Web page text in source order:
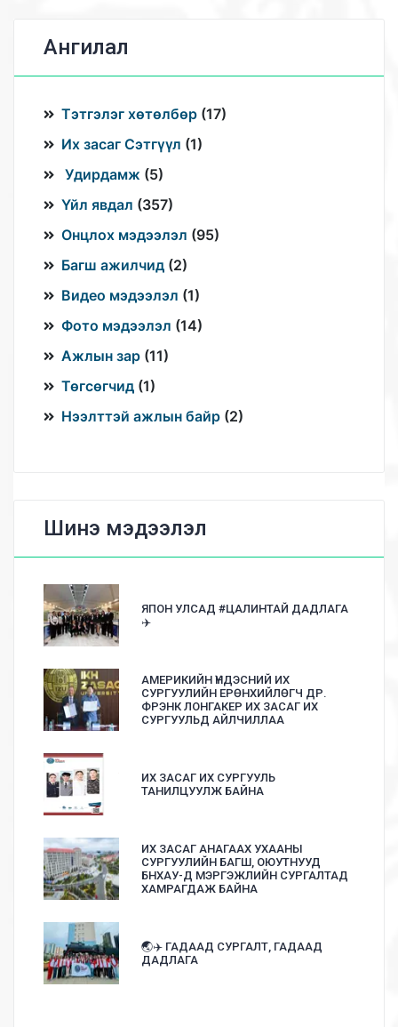
Ангилал
Тэтгэлэг хөтөлбөр (17)
Их засаг Сэтгүүл (1)
Удирдамж (5)
Үйл явдал (357)
Онцлох мэдээлэл (95)
Багш ажилчид (2)
Видео мэдээлэл (1)
Фото мэдээлэл (14)
Ажлын зар (11)
Төгсөгчид (1)
Нээлттэй ажлын байр (2)
Шинэ мэдээлэл
ЯПОН УЛСАД #ЦАЛИНТАЙ ДАДЛАГА
✈️
АМЕРИКИЙН ҮНДЭСНИЙ ИХ
СУРГУУЛИЙН ЕРӨНХИЙЛӨГЧ ДР.
ФРЭНК ЛОНГАКЕР ИХ ЗАСАГ ИХ
СУРГУУЛЬД АЙЛЧИЛЛАА
ИХ ЗАСАГ ИХ СУРГУУЛЬ
ТАНИЛЦУУЛЖ БАЙНА
ИХ ЗАСАГ АНАГААХ УХААНЫ
СУРГУУЛИЙН БАГШ, ОЮУТНУУД
БНХАУ-Д МЭРГЭЖЛИЙН СУРГАЛТАД
ХАМРАГДАЖ БАЙНА
🌏✈️ ГАДААД СУРГАЛТ, ГАДААД
ДАДЛАГА